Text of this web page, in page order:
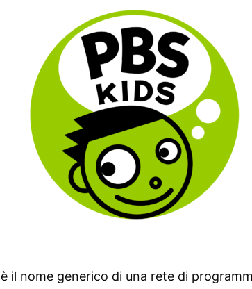
il nome generico di una rete di